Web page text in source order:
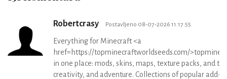
Robertcrasy Postavljeno 08-07-2026 11:17:55
Everything for Minecraft <a
href=https://topminecraftworldseeds.com/
in one place: mods, skins, maps, texture packs, and
creativity, and adventure. Collections of popular add-